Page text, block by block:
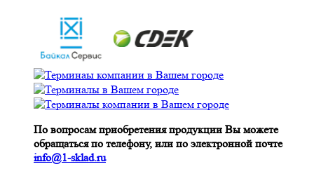
По вопросам приобретения продукции Вы можете
обращаться по телефону, или по электронной почте
info@1-sklad.ru